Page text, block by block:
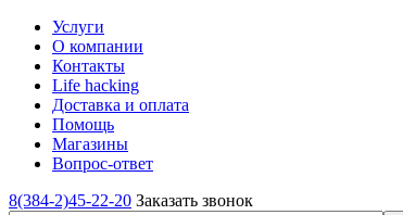
Услуги
О компании
Контакты
Life hacking
Доставка и оплата
Помощь
Магазины
Вопрос-ответ
8(384-2)45-22-20 Заказать звонок